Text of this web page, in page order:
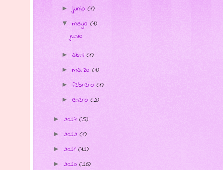
► junio (1)
▼ mayo (1)
junio
► abril (1)
► marzo (1)
►febrero (1)
► enero (2)
► 2024 (5)
► 2022 (1)
► 2021 (12)
► 2020 (26)